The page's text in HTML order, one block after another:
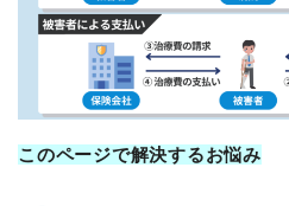
このページで解決するお悩み